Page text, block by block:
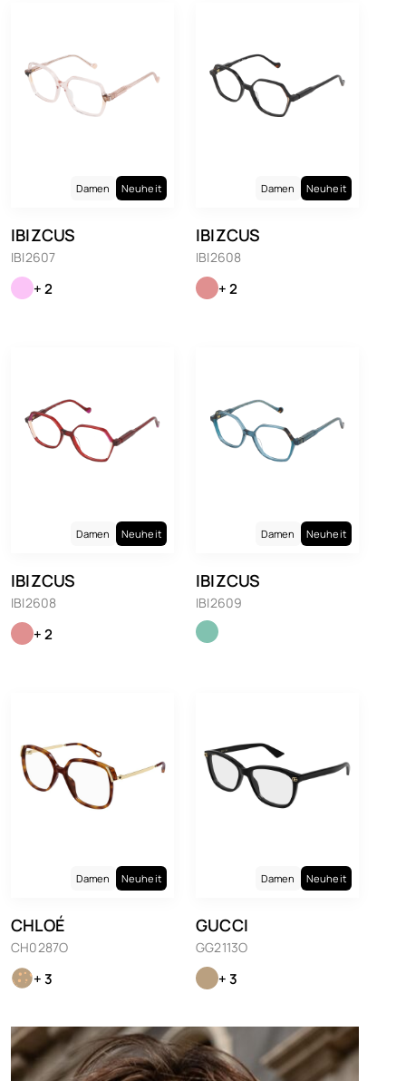
Damen Neuheit
IBIZCUS
IBI2607
+ 2
Damen Neuheit
IBIZCUS
IBI2608
+ 2
Damen Neuheit
IBIZCUS
IBI2608
+ 2
Damen Neuheit
IBIZCUS
IBI2609
Damen Neuheit
CHLOÉ
CH0287O
+ 3
Damen Neuheit
GUCCI
GG2113O
+ 3